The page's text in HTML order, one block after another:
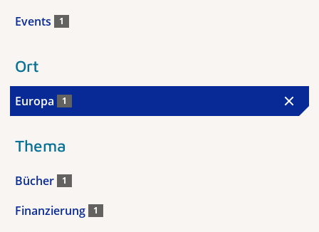
Events 1
Ort
Europa 1
Thema
Bücher 1
Finanzierung 1